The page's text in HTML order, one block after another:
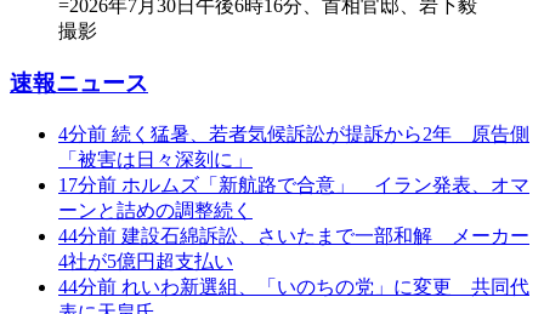
速報ニュース
4分前 続く猛暑、若者気候訴訟が提訴から2年 原告側
「被害は日々深刻に」
17分前 ホルムズ「新航路で合意」 イラン発表、オマ
ーンと詰めの調整続く
44分前 建設石綿訴訟、さいたまで一部和解 メーカー
4社が5億円超支払い
44分前 れいわ新選組、「いのちの党」に変更 共同代